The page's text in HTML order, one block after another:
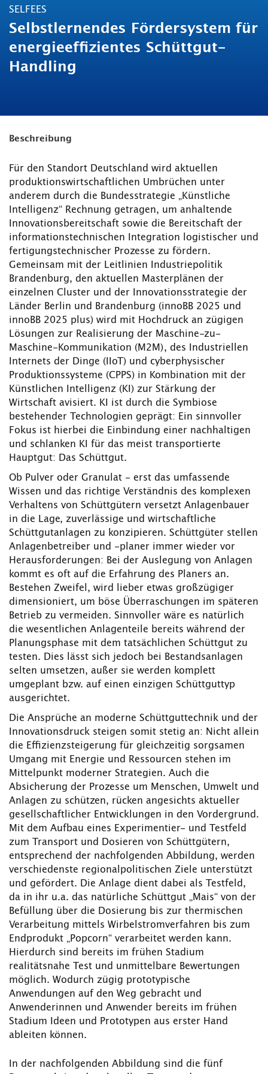
SELFEES
Selbstlernendes Fördersystem für
energieeffizientes Schüttgut-
Handling
Beschreibung
Für den Standort Deutschland wird aktuellen
produktionswirtschaftlichen Umbrüchen unter
anderem durch die Bundesstrategie „Künstliche
Intelligenz“ Rechnung getragen, um anhaltende
Innovationsbereitschaft sowie die Bereitschaft der
informationstechnischen Integration logistischer und
fertigungstechnischer Prozesse zu fördern.
Gemeinsam mit der Leitlinien Industriepolitik
Brandenburg, den aktuellen Masterplänen der
einzelnen Cluster und der Innovationsstrategie der
Länder Berlin und Brandenburg (innoBB 2025 und
innoBB 2025 plus) wird mit Hochdruck an zügigen
Lösungen zur Realisierung der Maschine-zu-
Maschine-Kommunikation (M2M), des Industriellen
Internets der Dinge (IIoT) und cyberphysischer
Produktionssysteme (CPPS) in Kombination mit der
Künstlichen Intelligenz (KI) zur Stärkung der
Wirtschaft avisiert. KI ist durch die Symbiose
bestehender Technologien geprägt: Ein sinnvoller
Fokus ist hierbei die Einbindung einer nachhaltigen
und schlanken KI für das meist transportierte
Hauptgut: Das Schüttgut.
Ob Pulver oder Granulat - erst das umfassende
Wissen und das richtige Verständnis des komplexen
Verhaltens von Schüttgütern versetzt Anlagenbauer
in die Lage, zuverlässige und wirtschaftliche
Schüttgutanlagen zu konzipieren. Schüttgüter stellen
Anlagenbetreiber und -planer immer wieder vor
Herausforderungen: Bei der Auslegung von Anlagen
kommt es oft auf die Erfahrung des Planers an.
Bestehen Zweifel, wird lieber etwas großzügiger
dimensioniert, um böse Überraschungen im späteren
Betrieb zu vermeiden. Sinnvoller wäre es natürlich
die wesentlichen Anlagenteile bereits während der
Planungsphase mit dem tatsächlichen Schüttgut zu
testen. Dies lässt sich jedoch bei Bestandsanlagen
selten umsetzen, außer sie werden komplett
umgeplant bzw. auf einen einzigen Schüttguttyp
ausgerichtet.
Die Ansprüche an moderne Schüttguttechnik und der
Innovationsdruck steigen somit stetig an: Nicht allein
die Effizienzsteigerung für gleichzeitig sorgsamen
Umgang mit Energie und Ressourcen stehen im
Mittelpunkt moderner Strategien. Auch die
Absicherung der Prozesse um Menschen, Umwelt und
Anlagen zu schützen, rücken angesichts aktueller
gesellschaftlicher Entwicklungen in den Vordergrund.
Mit dem Aufbau eines Experimentier- und Testfeld
zum Transport und Dosieren von Schüttgütern,
entsprechend der nachfolgenden Abbildung, werden
verschiedenste regionalpolitischen Ziele unterstützt
und gefördert. Die Anlage dient dabei als Testfeld,
da in ihr u.a. das natürliche Schüttgut „Mais“ von der
Befüllung über die Dosierung bis zur thermischen
Verarbeitung mittels Wirbelstromverfahren bis zum
Endprodukt „Popcorn“ verarbeitet werden kann.
Hierdurch sind bereits im frühen Stadium
realitätsnahe Test und unmittelbare Bewertungen
möglich. Wodurch zügig prototypische
Anwendungen auf den Weg gebracht und
Anwenderinnen und Anwender bereits im frühen
Stadium Ideen und Prototypen aus erster Hand
ableiten können.
In der nachfolgenden Abbildung sind die fünf